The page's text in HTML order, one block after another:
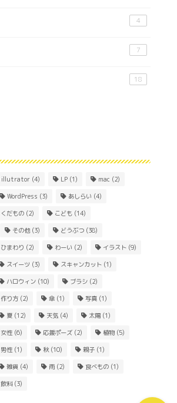
4
7
18
illutrator (4) LP (1) mac (2)
WordPress (3) あしらい (4)
くだもの (2) こども (14)
その他(3) どうぶつ (38)
ひまわり (2) わーい (2) イラスト (9)
スイーツ (3) スキャンカット (1)
ハロウィン (10) ブラシ (2)
作り方 (2) 傘 (1) 写真 (1)
夏 (12) 天気 (4) 太陽(1)
女性 (6) 応援ポーズ (2) 植物 (5)
男性 (1) 秋 (10) 親子 (1)
雑貨 (4) 雨 (2) 食べもの (1)
飲料(3)
About
Contact